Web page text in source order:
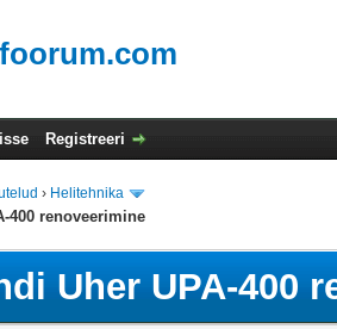
Registreeri
› Helitehnika
400 renoveerimine
Uher UPA-400